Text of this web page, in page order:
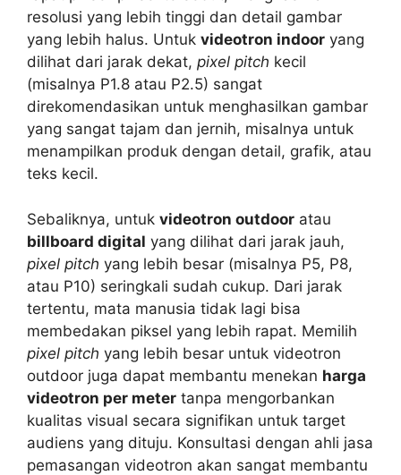
resolusi yang lebih tinggi dan detail gambar
yang lebih halus. Untuk videotron indoor yang
dilihat dari jarak dekat, pixel pitch kecil
(misalnya P1.8 atau P2.5) sangat
direkomendasikan untuk menghasilkan gambar
yang sangat tajam dan jernih, misalnya untuk
menampilkan produk dengan detail, grafik, atau
teks kecil.
Sebaliknya, untuk videotron outdoor atau
billboard digital yang dilihat dari jarak jauh,
pixel pitch yang lebih besar (misalnya P5, P8,
atau P10) seringkali sudah cukup. Dari jarak
tertentu, mata manusia tidak lagi bisa
membedakan piksel yang lebih rapat. Memilih
pixel pitch yang lebih besar untuk videotron
outdoor juga dapat membantu menekan harga
videotron per meter tanpa mengorbankan
kualitas visual secara signifikan untuk target
audiens yang dituju. Konsultasi dengan ahli jasa
pemasangan videotron akan sangat membantu